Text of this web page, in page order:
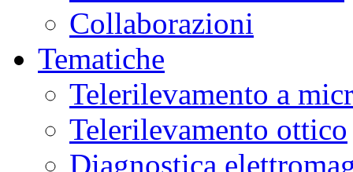
Collaborazioni
Tematiche
Telerilevamento a
Telerilevamento ottico
Diagnostica